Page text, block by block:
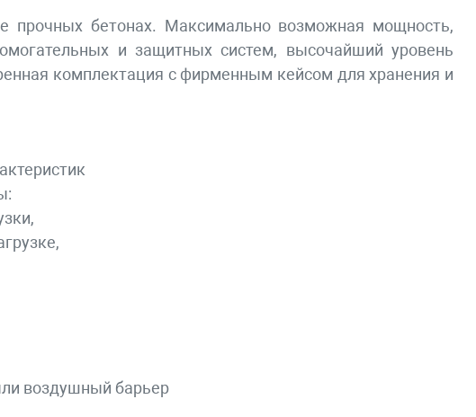
прочных бетонах. Максимально возможная мощность,
и защитных систем, высочайший уровень
комплектация с фирменным кейсом для хранения и
воздушный барьер